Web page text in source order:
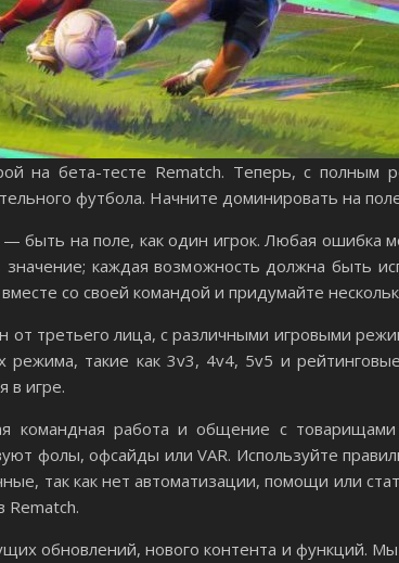
на бета-тесте Rematch. Теперь, с полным
футбола. Начните доминировать на
быть на поле, как один игрок. Любая ошибка
каждая возможность должна быть
со своей командой и придумайте
третьего лица, с различными игровыми
такие как 3v3, 4v4, 5v5 и
в игре.
командная работа и общение с
фолы, офсайды или VAR. Используйте
так как нет автоматизации, помощи или
Rematch.
обновлений, нового контента и функций.